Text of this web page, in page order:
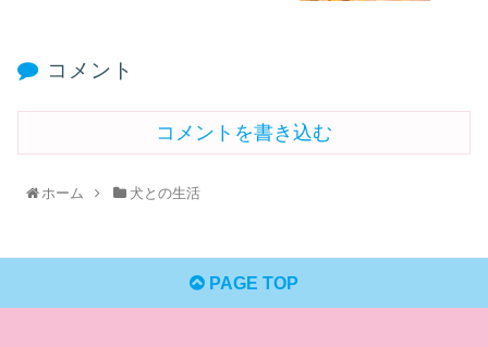
コメント
コメントを書き込む
ホーム 犬との生活
PAGE TOP